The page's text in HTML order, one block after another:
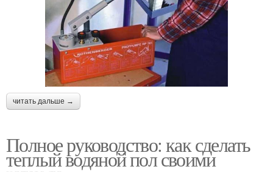
читать дальше →
Полное руководство: как сделать
теплый водяной пол своими